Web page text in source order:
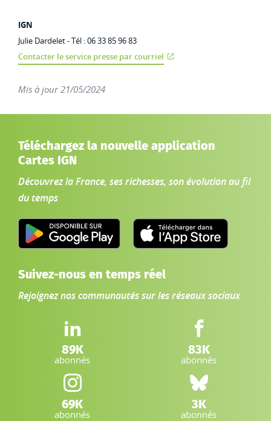
IGN
Julie Dardelet - Tél : 06 33 85 96 83
Contacter le service presse par courriel
Mis à jour 21/05/2024
Téléchargez la nouvelle application
Cartes IGN
Découvrez la France, ses richesses, son évolution au fil
du temps
Suivez-nous en temps réel
Rejoignez nos communautés sur les réseaux sociaux
LinkedIn IGN :
89K
abonnés
Facebook IGN :
83K
abonnés
Instagram IGN :
69K
abonnés
Bluesky :
3K
abonnés